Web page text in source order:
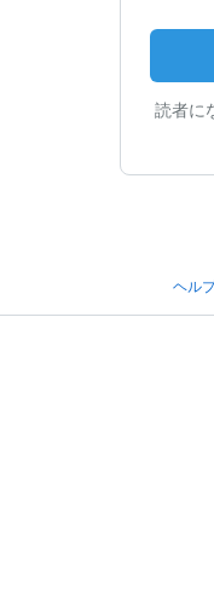
読者に
ヘル